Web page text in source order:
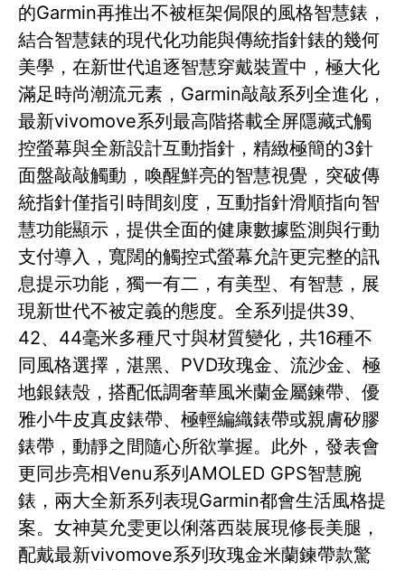
的Garmin再推出不被框架侷限的風格智慧錶，
結合智慧錶的現代化功能與傳統指針錶的幾何
美學，在新世代追逐智慧穿戴裝置中，極大化
滿足時尚潮流元素，Garmin敲敲系列全進化，
最新vivomove系列最高階搭載全屏隱藏式觸
控螢幕與全新設計互動指針，精緻極簡的3針
面盤敲敲觸動，喚醒鮮亮的智慧視覺，突破傳
統指針僅指引時間刻度，互動指針滑順指向智
慧功能顯示，提供全面的健康數據監測與行動
支付導入，寬闊的觸控式螢幕允許更完整的訊
息提示功能，獨一有二，有美型、有智慧，展
現新世代不被定義的態度。全系列提供39、
42、44毫米多種尺寸與材質變化，共16種不
同風格選擇，湛黑、PVD玫瑰金、流沙金、極
地銀錶殼，搭配低調奢華風米蘭金屬鍊帶、優
雅小牛皮真皮錶帶、極輕編織錶帶或親膚矽膠
錶帶，動靜之間隨心所欲掌握。此外，發表會
更同步亮相Venu系列AMOLED GPS智慧腕
錶，兩大全新系列表現Garmin都會生活風格提
案。女神莫允雯更以俐落西裝展現修長美腿，
配戴最新vivomove系列玫瑰金米蘭鍊帶款驚